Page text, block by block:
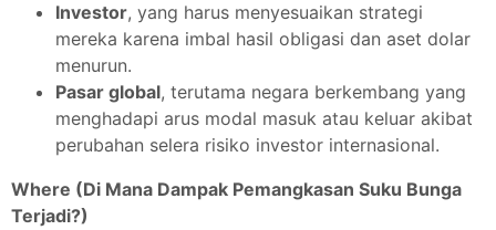
Investor, yang harus menyesuaikan strategi
mereka karena imbal hasil obligasi dan aset dolar
menurun.
Pasar global, terutama negara berkembang yang
menghadapi arus modal masuk atau keluar akibat
perubahan selera risiko investor internasional.
Where (Di Mana Dampak Pemangkasan Suku Bunga
Terjadi?)